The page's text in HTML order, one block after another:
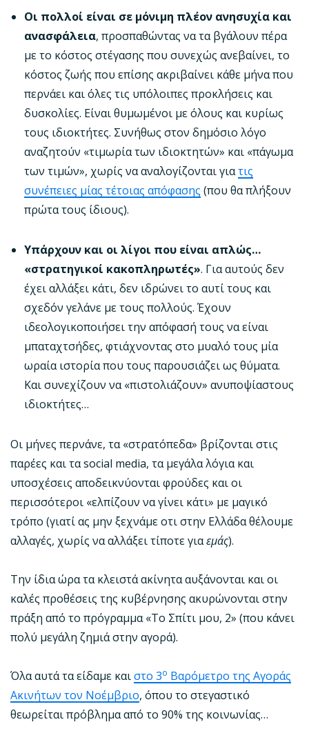
Οι πολλοί είναι σε μόνιμη πλέον ανησυχία και
ανασφάλεια, προσπαθώντας να τα βγάλουν πέρα
με το κόστος στέγασης που συνεχώς ανεβαίνει, το
κόστος ζωής που επίσης ακριβαίνει κάθε μήνα που
περνάει και όλες τις υπόλοιπες προκλήσεις και
δυσκολίες. Είναι θυμωμένοι με όλους και κυρίως
τους ιδιοκτήτες. Συνήθως στον δημόσιο λόγο
αναζητούν «τιμωρία των ιδιοκτητών» και «πάγωμα
των τιμών», χωρίς να αναλογίζονται γιατις
συνέπειες μίας τέτοιας απόφασης (που θα πλήξουν
πρώτα τους ίδιους).
Υπάρχουν και οι λίγοι που είναι απλώς…
«στρατηγικοί κακοπληρωτές». Για αυτούς δεν
έχει αλλάξει κάτι, δεν ιδρώνει το αυτί τους και
σχεδόν γελάνε με τους πολλούς. Έχουν
ιδεολογικοποιήσει την απόφασή τους να είναι
μπαταχτσήδες, φτιάχνοντας στο μυαλό τους μία
ωραία ιστορία που τους παρουσιάζει ως θύματα.
Και συνεχίζουν να «πιστολιάζουν» ανυποψίαστους
ιδιοκτήτες…
Οι μήνες περνάνε, τα «στρατόπεδα» βρίζονται στις
παρέες και τα social media, τα μεγάλα λόγια και
υποσχέσεις αποδεικνύονται φρούδες και οι
περισσότεροι «ελπίζουν να γίνει κάτι» με μαγικό
τρόπο (γιατί ας μην ξεχνάμε οτι στην Ελλάδα θέλουμε
αλλαγές, χωρίς να αλλάξει τίποτε γιαεμάς).
Την ίδια ώρα τα κλειστά ακίνητα αυξάνονται και οι
καλές προθέσεις της κυβέρνησης ακυρώνονται στην
πράξη από το πρόγραμμα «Το Σπίτι μου, 2» (που κάνει
πολύ μεγάλη ζημιά στην αγορά).
Όλα αυτά τα είδαμε καιστο 3ο Βαρόμετρο της Αγοράς
Ακινήτων τον Νοέμβριο, όπου το στεγαστικό
θεωρείται πρόβλημα από το 90% της κοινωνίας…